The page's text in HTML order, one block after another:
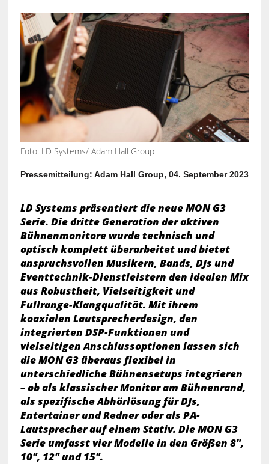
Foto: LD Systems/ Adam Hall Group
Pressemitteilung: Adam Hall Group, 04. September 2023
LD Systems präsentiert die neue MON G3
Serie. Die dritte Generation der aktiven
Bühnenmonitore wurde technisch und
optisch komplett überarbeitet und bietet
anspruchsvollen Musikern, Bands, DJs und
Eventtechnik-Dienstleistern den idealen Mix
aus Robustheit, Vielseitigkeit und
Fullrange-Klangqualität. Mit ihrem
koaxialen Lautsprecherdesign, den
integrierten DSP-Funktionen und
vielseitigen Anschlussoptionen lassen sich
die MON G3 überaus flexibel in
unterschiedliche Bühnensetups integrieren
– ob als klassischer Monitor am Bühnenrand,
als spezifische Abhörlösung für DJs,
Entertainer und Redner oder als PA-
Lautsprecher auf einem Stativ. Die MON G3
Serie umfasst vier Modelle in den Größen 8″,
10″, 12″ und 15″.